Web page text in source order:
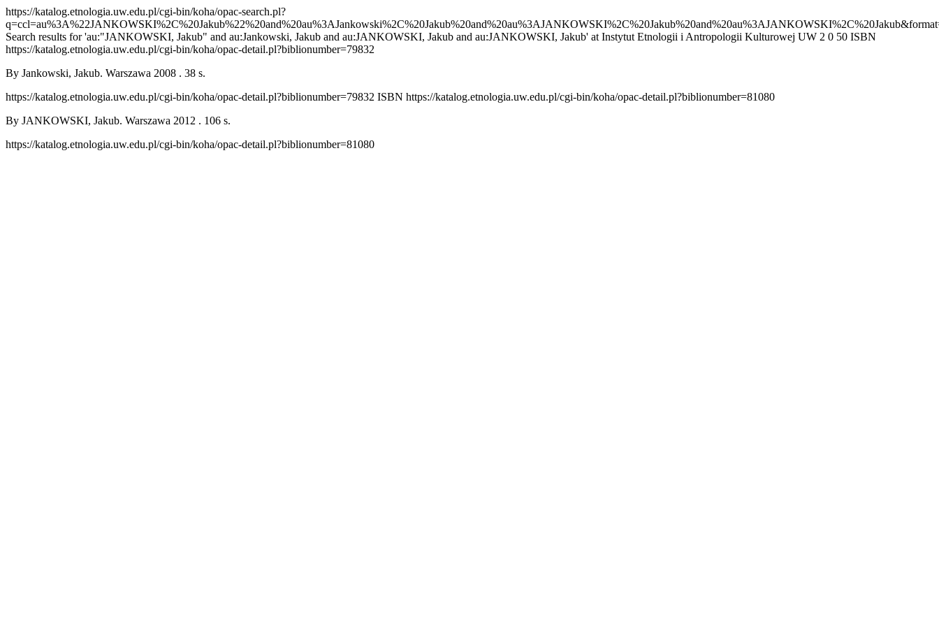
https://katalog.etnologia.uw.edu.pl/cgi-bin/koha/opac-search.pl?
Search results for 'au:"JANKOWSKI, Jakub" and au:Jankowski, Jakub and au:JANKOWSKI, Jakub and au:JANKOWSKI, Jakub' at Instytut Etnologii i Antropologii Kulturowej UW 2 0 50 ISBN
https://katalog.etnologia.uw.edu.pl/cgi-bin/koha/opac-detail.pl?biblionumber=79832
By Jankowski, Jakub. Warszawa 2008 . 38 s.
https://katalog.etnologia.uw.edu.pl/cgi-bin/koha/opac-detail.pl?biblionumber=79832 ISBN https://katalog.etnologia.uw.edu.pl/cgi-bin/koha/opac-detail.pl?biblionumber=81080
By JANKOWSKI, Jakub. Warszawa 2012 . 106 s.
https://katalog.etnologia.uw.edu.pl/cgi-bin/koha/opac-detail.pl?biblionumber=81080